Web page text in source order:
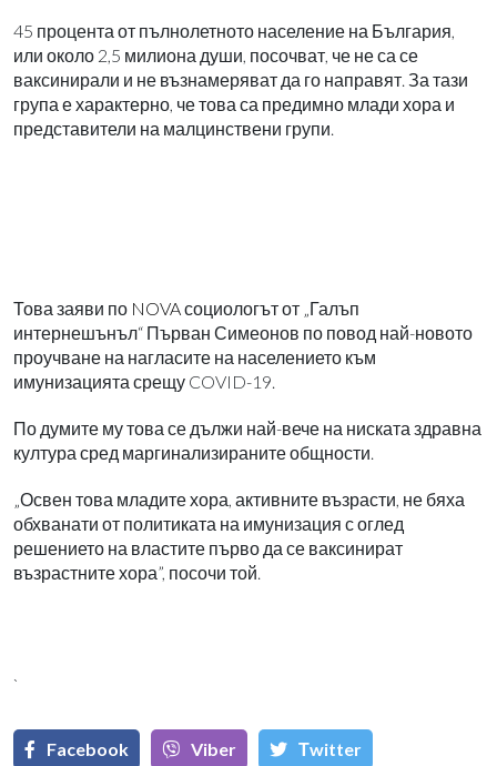
45 процента от пълнолетното население на България,
или около 2,5 милиона души, посочват, че не са се
ваксинирали и не възнамеряват да го направят. За тази
група е характерно, че това са предимно млади хора и
представители на малцинствени групи.
Това заяви по NOVAсоциологът от „Галъп
интернешънъл“ Първан Симеонов по повод най-новото
проучване на нагласите на населението към
имунизацията срещу COVID-19.
По думите му това се дължи най-вече на ниската здравна
култура сред маргинализираните общности.
„Освен това младите хора, активните възрасти, не бяха
обхванати от политиката на имунизация с оглед
решението на властите първо да се ваксинират
възрастните хора”, посочи той.
`
Facebook Viber Тwitter